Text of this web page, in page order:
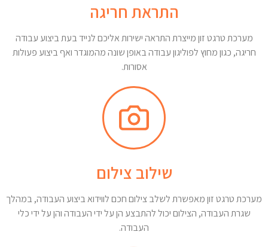
התראת חריגה
מערכת טרגט זון מייצרת התראה ישירות אליכם לנייד בעת ביצוע עבודה
חריגה, כגון מחוץ לפוליגון עבודה באופן שונה מהמוגדר ואף ביצוע פעולות
אסורות.
שילוב צילום
מערכת טרגט זון מאפשרת לשלב צילום חכם לווידוא ביצוע העבודה, במהלך
שגרת העבודה, הצילום יכול להתבצע הן על ידי העבודה והן על ידי כלי
העבודה.